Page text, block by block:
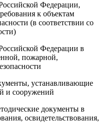
Федерации,
к объектам
(в соответствии со
Федерации в
пожарной,
устанавливающие
и сооружений
документы в
освидетельствования,